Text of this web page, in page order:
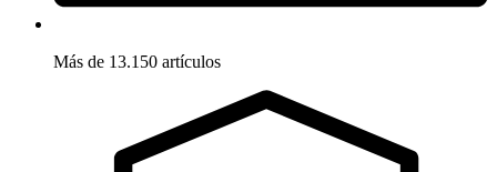
Más de 13.150 artículos